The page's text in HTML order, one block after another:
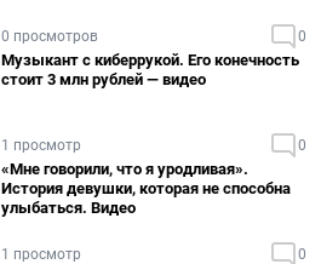
0 просмотров 0
Музыкант с киберрукой. Его конечность
стоит 3 млн рублей — видео
1 просмотр 0
«Мне говорили, что я уродливая».
История девушки, которая не способна
улыбаться. Видео
1 просмотр 0